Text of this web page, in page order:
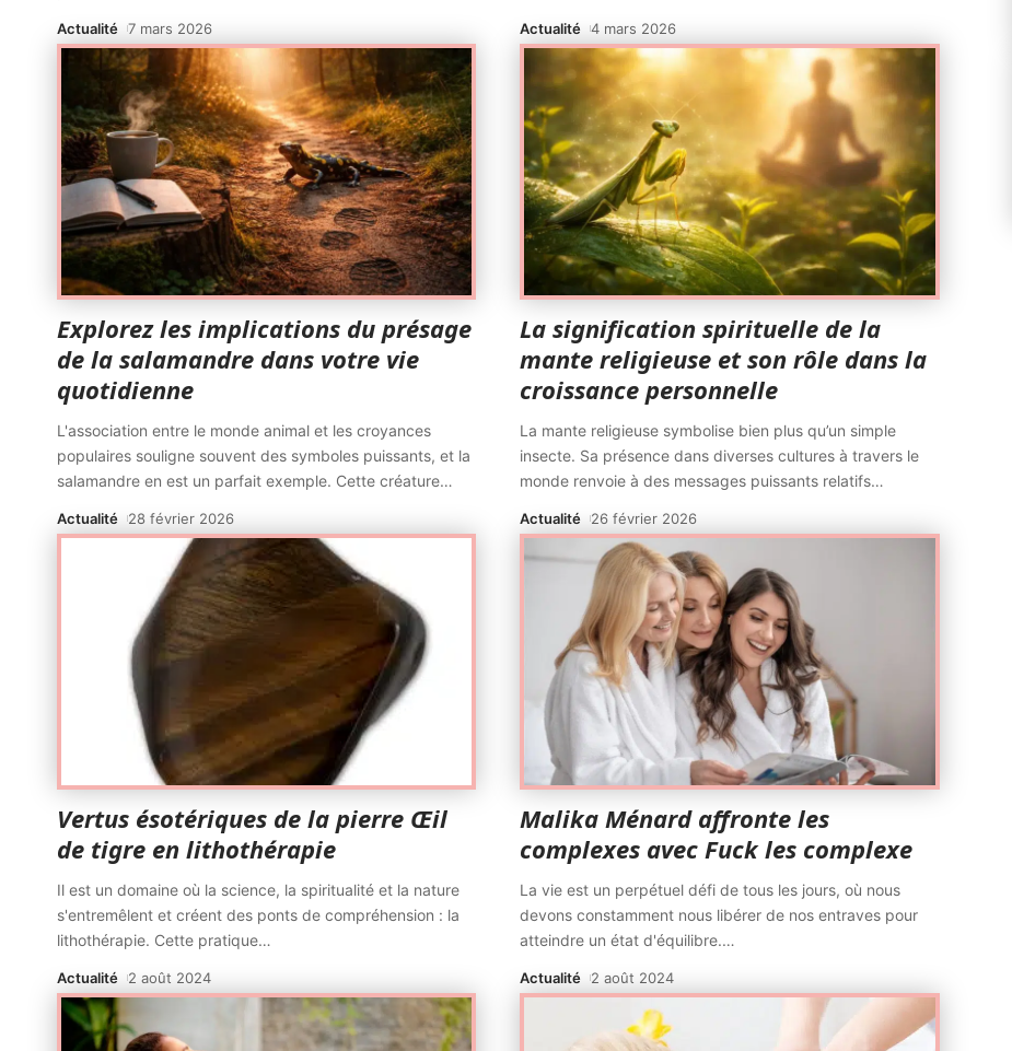
Actualité 7 mars 2026 Actualité 4 mars 2026
Explorez les implications du présage
de la salamandre dans votre vie
quotidienne
L'association entre le monde animal et les croyances
populaires souligne souvent des symboles puissants, et la
salamandre en est un parfait exemple. Cette créature…
Actualité 28 février 2026
La signification spirituelle de la
mante religieuse et son rôle dans la
croissance personnelle
La mante religieuse symbolise bien plus qu’un simple
insecte. Sa présence dans diverses cultures à travers le
monde renvoie à des messages puissants relatifs…
Actualité 26 février 2026
Vertus ésotériques de la pierre Œil
de tigre en lithothérapie
Il est un domaine où la science, la spiritualité et la nature
s'entremêlent et créent des ponts de compréhension : la
lithothérapie. Cette pratique…
Actualité 2 août 2024
Malika Ménard affronte les
complexes avec Fuck les complexe
La vie est un perpétuel défi de tous les jours, où nous
devons constamment nous libérer de nos entraves pour
atteindre un état d'équilibre.…
Actualité 2 août 2024